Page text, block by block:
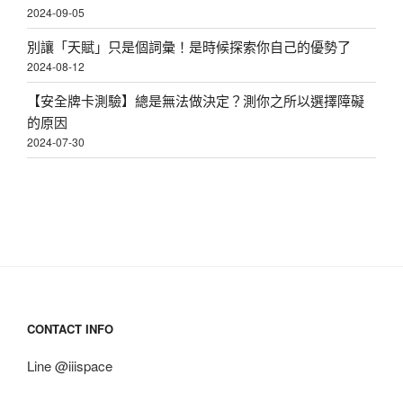
2024-09-05
別讓「天賦」只是個詞彙！是時候探索你自己的優勢了
2024-08-12
【安全牌卡測驗】總是無法做決定？測你之所以選擇障礙
的原因
2024-07-30
CONTACT INFO
Line @iiispace